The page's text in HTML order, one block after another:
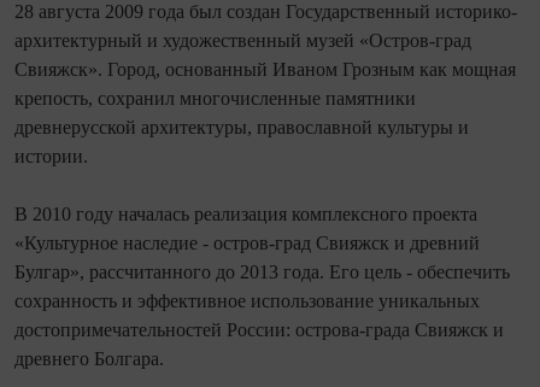
28 августа 2009 года был создан Государственный историко-
архитектурный и художественный музей «Остров-град
Свияжск». Город, основанный Иваном Грозным как мощная
крепость, сохранил многочисленные памятники
древнерусской архитектуры, православной культуры и
истории.
В 2010 году началась реализация комплексного проекта
«Культурное наследие - остров-град Свияжск и древний
Булгар», рассчитанного до 2013 года. Его цель - обеспечить
сохранность и эффективное использование уникальных
достопримечательностей России: острова-града Свияжск и
древнего Болгара.